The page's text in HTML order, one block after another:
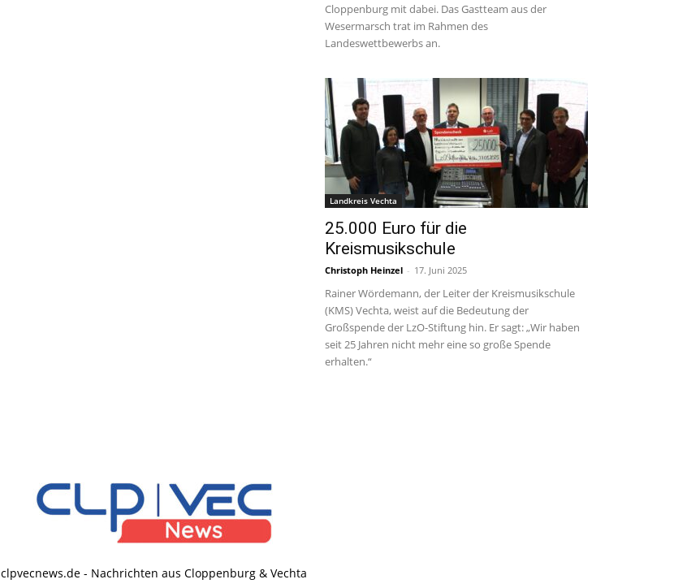
Cloppenburg mit dabei. Das Gastteam aus der
Wesermarsch trat im Rahmen des
Landeswettbewerbs an.
Landkreis Vechta
25.000 Euro für die
Kreismusikschule
Christoph Heinzel - 17. Juni 2025
Rainer Wördemann, der Leiter der Kreismusikschule
(KMS) Vechta, weist auf die Bedeutung der
Großspende der LzO-Stiftung hin. Er sagt: „Wir haben
seit 25 Jahren nicht mehr eine so große Spende
erhalten.“
clpvecnews.de - Nachrichten aus Cloppenburg & Vechta